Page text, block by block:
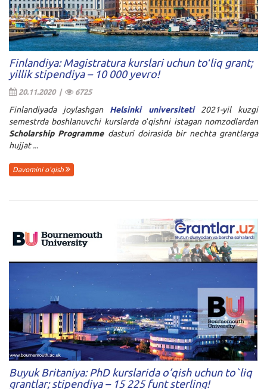
Finlandiya: Magistratura kurslari uchun toʻliq grant;
yillik stipendiya – 10 000 yevro!
20.11.2020 | 6725
Finlandiyada joylashgan Helsinki universiteti2021-yil kuzgi
semestrda boshlanuvchi kurslarda oʻqishni istagan nomzodlardan
Scholarship Programmedasturi doirasida bir nechta grantlarga
hujjat ...
Davomini o'qish
Buyuk Britaniya: PhD kurslarida o’qish uchun to`liq
grantlar; stipendiya – 15 225 funt sterling!